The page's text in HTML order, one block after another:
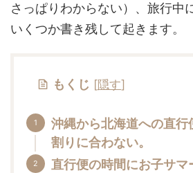
さっぱりわからない）、旅行中
いくつか書き残して起きます。
もくじ [隠す]
沖縄から北海道への直行
割りに合わない。
直行便の時間にお子サマ